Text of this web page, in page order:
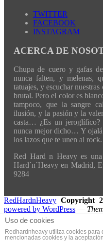
TWITTER
FACEBOOK
INSTAGRAM
ACERCA DE
Chupa de cuero y gafas
nunca falten, y melenas,
tatuajes, y escuchar
brutal. Pero el color es
tampoco, que la sangre
ilusión, y la pasión y la
casta… ¿Es un jeroglífico?
nunca mejor dicho… Y
los lazos que te unen al rock.
Red Hard n Heavy es
Hard´n´Heavy en Madrid,
9284
RedHardnHeavy Copyright
powered by WordPress —
Uso de cookies
Redhardnheavy utiliza cookies
mencionadas cookies y la